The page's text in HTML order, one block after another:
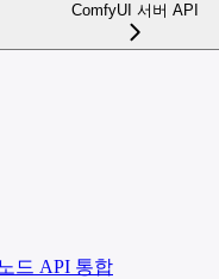
ComfyUI 서버 API
드 API 통합